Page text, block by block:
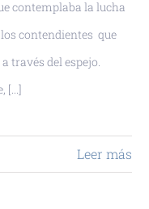
contemplaba la lucha
contendientes que
través del espejo.
[...]
Leer más